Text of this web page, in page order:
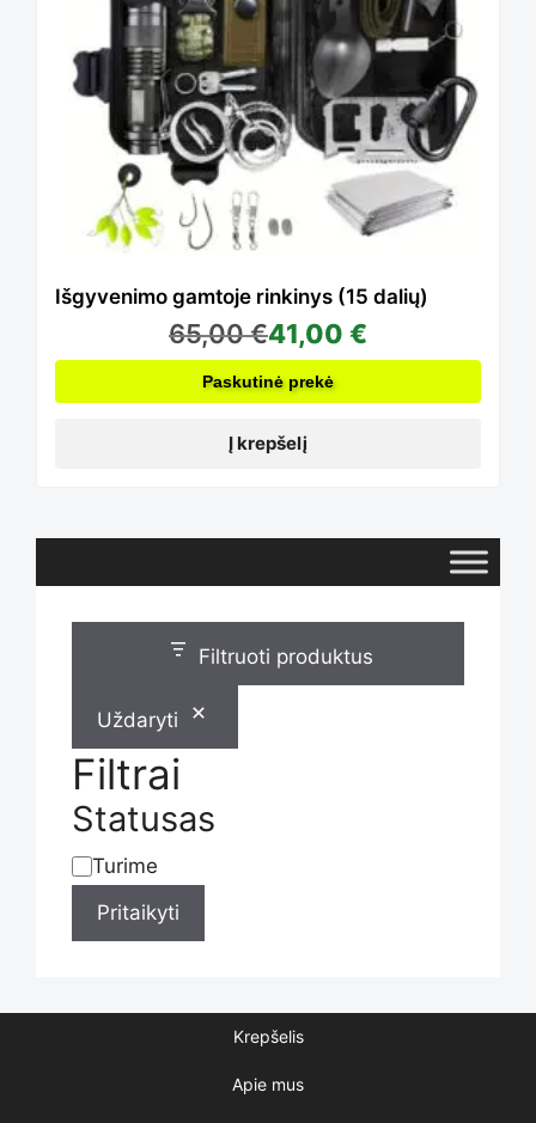
Išgyvenimo gamtoje rinkinys (15 dalių)
65,00€41,00 €
Paskutinė prekė
Į krepšelį
Filtruoti produktus
Uždaryti
Filtrai
Statusas
Statusas
Turime
Pritaikyti
Krepšelis
Apie mus